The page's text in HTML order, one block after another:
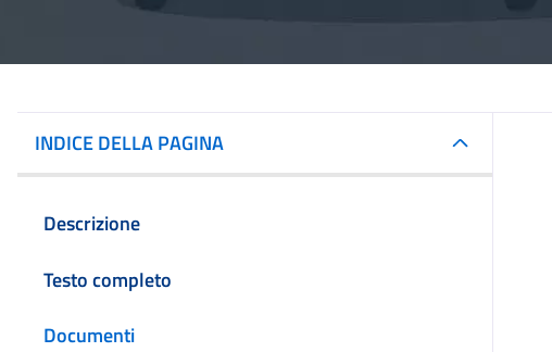
INDICE DELLA PAGINA
Descrizione
Testo completo
Documenti